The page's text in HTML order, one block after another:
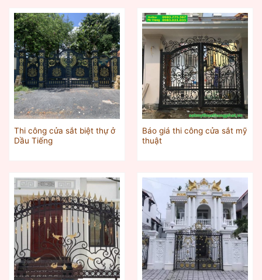
Thi công cửa sắt biệt thự ở
Dầu Tiếng
Báo giá thi công cửa sắt mỹ
thuật